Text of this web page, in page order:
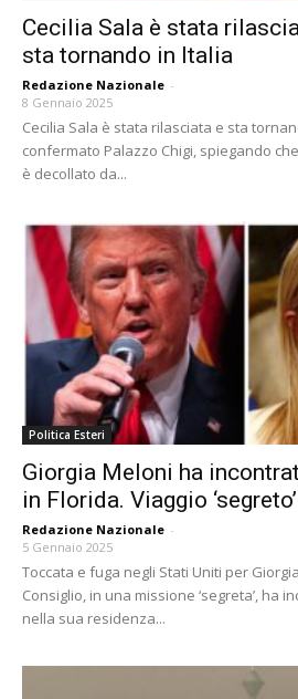
Cecilia Sala è stata
sta tornando in Italia
Redazione Nazionale -
8 Gennaio 2025
Cecilia Sala è stata rilasciata e sta
confermato Palazzo Chigi, spiegando
è decollato da...
Politica Esteri
Giorgia Meloni ha
in Florida. Viaggio
Redazione Nazionale -
5 Gennaio 2025
Toccata e fuga negli Stati Uniti per
Consiglio, in una missione ‘segreta’, ha
nella sua residenza...